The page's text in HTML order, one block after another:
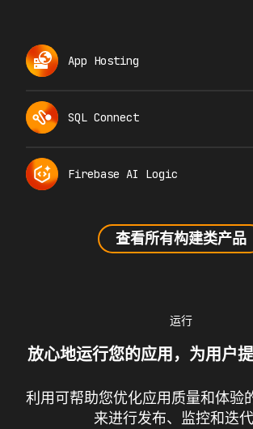
App Hosting
SQL Connect
Firebase AI Logic
查看所有构建类产品
运行
放心地运行您的应用，为用户
利用可帮助您优化应用质量和体验
来进行发布、监控和迭代